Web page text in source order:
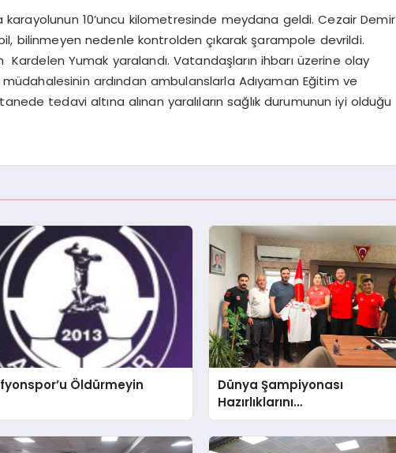
karayolunun 10’uncu kilometresinde meydana geldi. Cezair Demir
bilinmeyen nedenle kontrolden çıkarak şarampole devrildi.
Yumak yaralandı. Vatandaşların ihbarı üzerine olay
ardından ambulanslarla Adıyaman Eğitim ve
tedavi altına alınan yaralıların sağlık durumunun iyi olduğu
Öldürmeyin
Dünya Şampiyonası
Hazırlıklarını
Afyonkarahisar’da
Sürdürüyorlar